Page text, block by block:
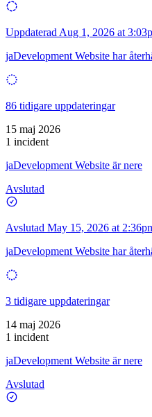
Uppdaterad Aug 1, 2026 at
jaDevelopment Website har
86 tidigare uppdateringar
15 maj 2026
1 incident
jaDevelopment Website är nere
Avslutad
Avslutad May 15, 2026 at
jaDevelopment Website har
3 tidigare uppdateringar
14 maj 2026
1 incident
jaDevelopment Website är nere
Avslutad